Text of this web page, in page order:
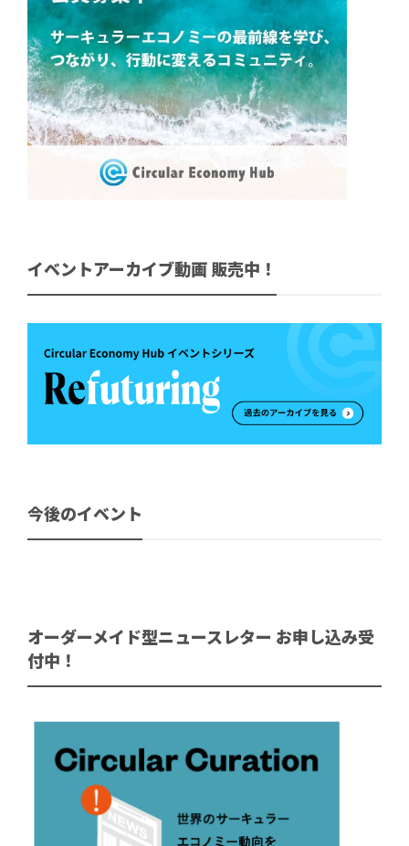
イベントアーカイブ動画 販売中！
今後のイベント
オーダーメイド型ニュースレター お申し込み受
付中！